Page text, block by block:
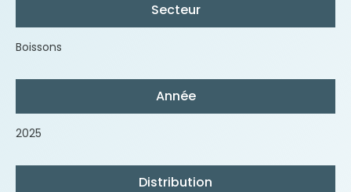
Secteur
Boissons
Année
2025
Distribution